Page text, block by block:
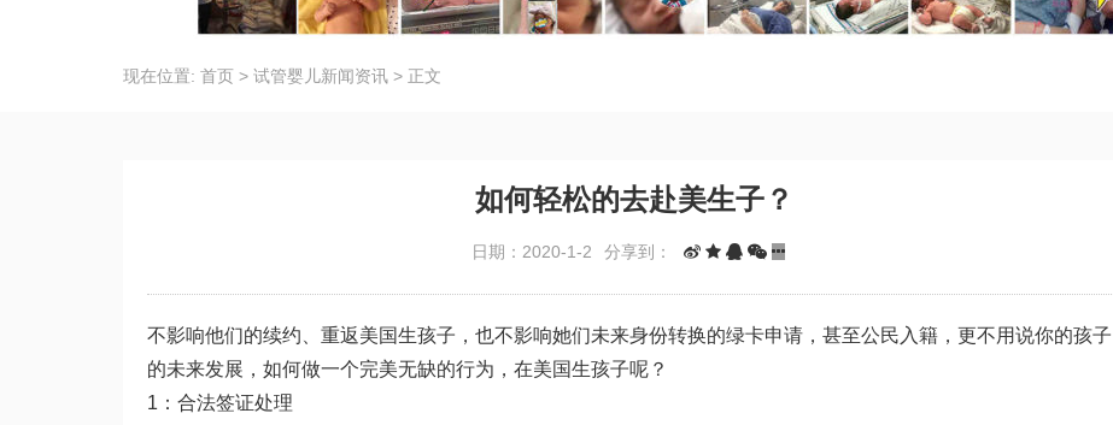
现在位置: 首页 > 试管婴儿新闻资讯 > 正文
如何轻松的去赴美生子？
日期：2020-1-2 分享到：
不影响他们的续约、重返美国生孩子，也不影响她们未来身份转换的绿卡申请，甚至公民入籍，更不用说你的孩子
的未来发展，如何做一个完美无缺的行为，在美国生孩子呢？
1：合法签证处理